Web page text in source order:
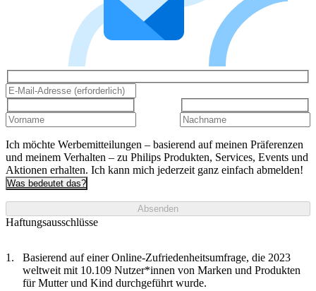
Ich möchte Werbemitteilungen – basierend auf meinen Präferenzen
und meinem Verhalten – zu Philips Produkten, Services, Events und
Aktionen erhalten. Ich kann mich jederzeit ganz einfach abmelden!
Was bedeutet das?
Absenden
Haftungsausschlüsse
Basierend auf einer Online-Zufriedenheitsumfrage, die 2023
weltweit mit 10.109 Nutzer*innen von Marken und Produkten
für Mutter und Kind durchgeführt wurde.